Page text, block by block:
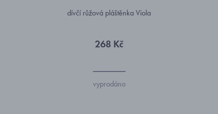
dívčí růžová pláštěnka Viola
268 Kč
vyprodáno